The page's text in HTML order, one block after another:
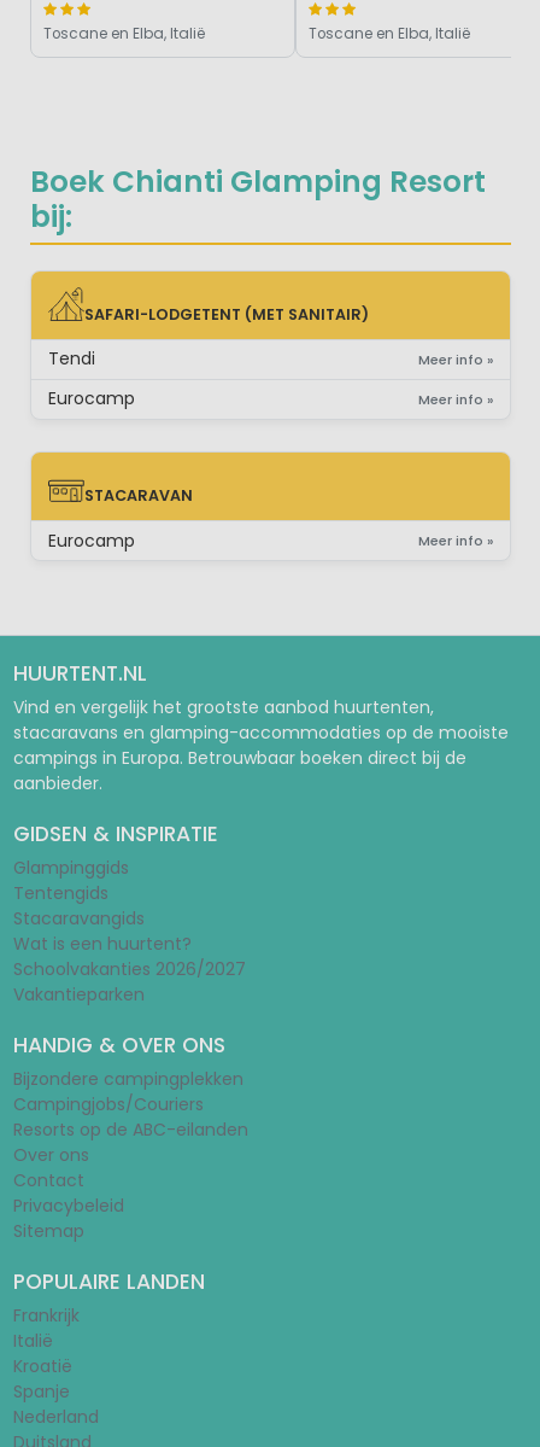
Boek Chianti Glamping Resort
bij:
SAFARI-LODGETENT (MET SANITAIR)
SAFARI-LODGETENT (MET SANITAIR)
Tendi Meer info »
Eurocamp Meer info »
STACARAVAN
STACARAVAN
Eurocamp Meer info »
Toscane en Elba, Italië Toscane en Elba, Italië
HUURTENT.NL
Vind en vergelijk het grootste aanbod huurtenten,
stacaravans en glamping-accommodaties op de mooiste
campings in Europa. Betrouwbaar boeken direct bij de
aanbieder.
GIDSEN & INSPIRATIE
Glampinggids
Tentengids
Stacaravangids
Wat is een huurtent?
Schoolvakanties 2026/2027
Vakantieparken
HANDIG & OVER ONS
Bijzondere campingplekken
Campingjobs/Couriers
Resorts op de ABC-eilanden
Over ons
Contact
Privacybeleid
Sitemap
POPULAIRE LANDEN
Frankrijk
Italië
Kroatië
Spanje
Nederland